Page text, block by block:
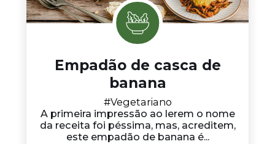
Empadão de casca de
banana
#Vegetariano
A primeira impressão ao lerem o nome
da receita foi péssima, mas, acreditem,
este empadão de banana é...